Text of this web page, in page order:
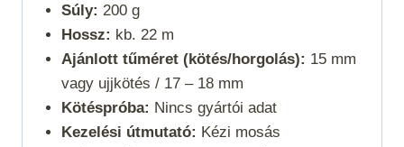
Súly: 200 g
Hossz: kb. 22 m
Ajánlott tűméret (kötés/horgolás): 15 mm
vagy ujjkötés / 17 – 18 mm
Kötéspróba: Nincs gyártói adat
Kezelési útmutató: Kézi mosás